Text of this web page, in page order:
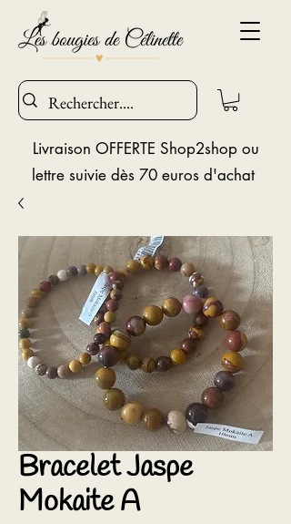
Livraison OFFERTE Shop2shop ou
lettre suivie dès 70 euros d'achat
Bracelet Jaspe
Mokaite A